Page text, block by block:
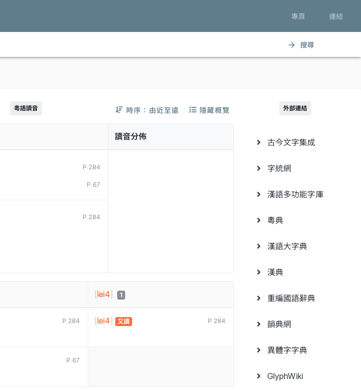
專頁 連結
arrow_forward 搜尋
粵語讀音 時序：由近至遠 隱藏概覽
P.284
P.67
P.284
讀音分佈
[lei4] 1
P.284 P.284
[lei4] 又讀
P.67
外部連結
古今文字集成
字統網
漢語多功能字庫
粵典
漢語大字典
漢典
重編國語辭典
韻典網
異體字字典
GlyphWiki